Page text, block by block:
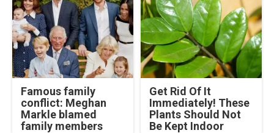
Famous family
conflict: Meghan
Markle blamed
family members
Get Rid Of It
Immediately! These
Plants Should Not
Be Kept Indoor